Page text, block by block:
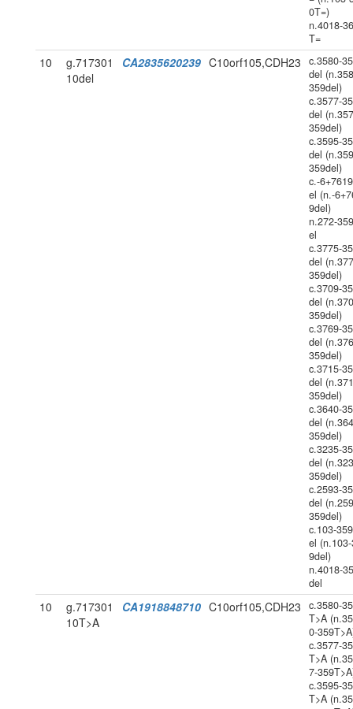
0T=)
n.4018-
T=
10
g.717301
10del
CA2835620239 C10orf105,CDH23
c.3580-
del
359del)
c.3577-
del
359del)
c.3595-
del
359del)
c.-
el (n.-
9del)
n.272-
el
c.3775-
del
359del)
c.3709-
del
359del)
c.3769-
del
359del)
c.3715-
del
359del)
c.3640-
del
359del)
c.3235-
del
359del)
c.2593-
del
359del)
c.103-
el
9del)
n.4018-
del
10
g.717301
10T>A
CA1918848710 C10orf105,CDH23
c.3580-
T>A
0-
c.3577-
T>A
7-
c.3595-
T>A